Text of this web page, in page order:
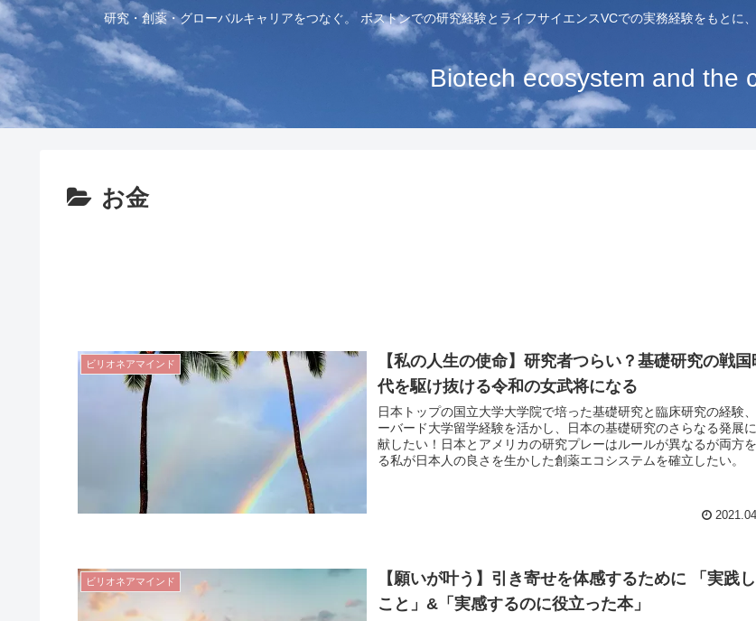
研究・創薬・グローバルキャリアをつなぐ。 ボストンでの研究経験とライフサイエンスVCでの実務経験をもとに
Biotech ecosystem and the
お金
ビリオネアマインド
【私の人生の使命】研究者つらい？基礎研究の戦国
代を駆け抜ける令和の女武将になる
日本トップの国立大学大学院で培った基礎研究と臨床研究の経験
ーバード大学留学経験を活かし、日本の基礎研究のさらなる発展
献したい！日本とアメリカの研究プレーはルールが異なるが両方
る私が日本人の良さを生かした創薬エコシステムを確立したい。
ビリオネアマインド
【願いが叶う】引き寄せを体感するために 「実践
こと」&「実感するのに役立った本」